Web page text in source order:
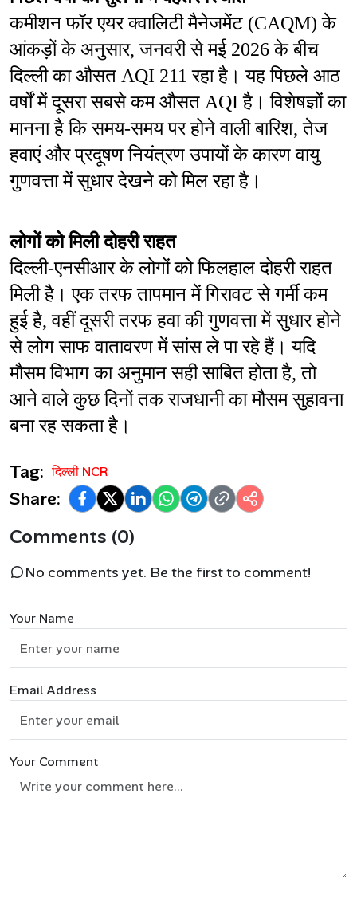
कमीशन फॉर एयर क्वालिटी मैनेजमेंट (CAQM) के
आंकड़ों के अनुसार, जनवरी से मई 2026 के बीच
दिल्ली का औसत AQI 211 रहा है। यह पिछले आठ
वर्षों में दूसरा सबसे कम औसत AQI है। विशेषज्ञों का
मानना है कि समय-समय पर होने वाली बारिश, तेज
हवाएं और प्रदूषण नियंत्रण उपायों के कारण वायु
गुणवत्ता में सुधार देखने को मिल रहा है।
लोगों को मिली दोहरी राहत
दिल्ली-एनसीआर के लोगों को फिलहाल दोहरी राहत
मिली है। एक तरफ तापमान में गिरावट से गर्मी कम
हुई है, वहीं दूसरी तरफ हवा की गुणवत्ता में सुधार होने
से लोग साफ वातावरण में सांस ले पा रहे हैं। यदि
मौसम विभाग का अनुमान सही साबित होता है, तो
आने वाले कुछ दिनों तक राजधानी का मौसम सुहावना
बना रह सकता है।
Tag: दिल्ली NCR
Share:
Comments (0)
No comments yet. Be the first to comment!
Your Name
Email Address
Your Comment